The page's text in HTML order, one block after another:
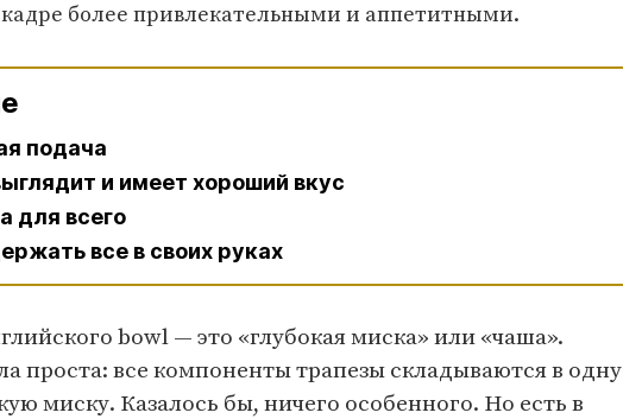
более привлекательными и аппетитными.
подача
и имеет хороший вкус
для всего
все в своих руках
bowl — это «глубокая миска» или «чаша».
проста: все компоненты трапезы складываются в одну
миску. Казалось бы, ничего особенного. Но есть в